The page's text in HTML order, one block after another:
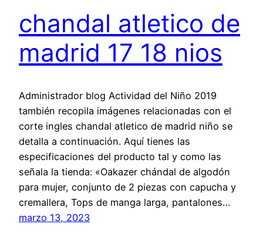
chandal atletico de
madrid 17 18 nios
Administrador blog Actividad del Niño 2019
también recopila imágenes relacionadas con el
corte ingles chandal atletico de madrid niño se
detalla a continuación. Aquí tienes las
especificaciones del producto tal y como las
señala la tienda: «Oakazer chándal de algodón
para mujer, conjunto de 2 piezas con capucha y
cremallera, Tops de manga larga, pantalones…
marzo 13, 2023